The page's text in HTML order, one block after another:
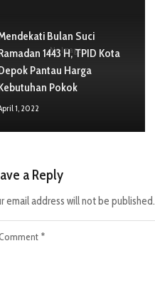
No Image
Bulan Suci
1443 H, TPID Kota
Pantau Harga
Pokok
1, 2022
a Reply
email address will not be published.